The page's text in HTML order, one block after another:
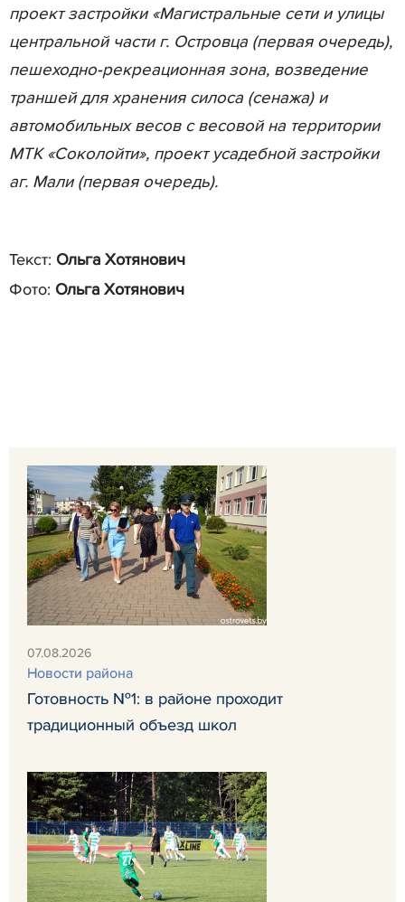
проект застройки «Магистральные сети и улицы
центральной части г. Островца (первая очередь),
пешеходно-рекреационная зона, возведение
траншей для хранения силоса (сенажа) и
автомобильных весов с весовой на территории
МТК «Соколойти», проект усадебной застройки
аг. Мали (первая очередь).
Текст: Ольга Хотянович
Фото: Ольга Хотянович
07.08.2026
Новости района
Готовность №1: в районе проходит
традиционный объезд школ